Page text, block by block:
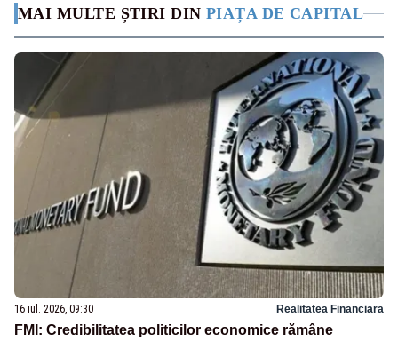
MAI MULTE ȘTIRI DIN PIAȚA DE CAPITAL
16 iul. 2026, 09:30 Realitatea Financiara
FMI: Credibilitatea politicilor economice rămâne